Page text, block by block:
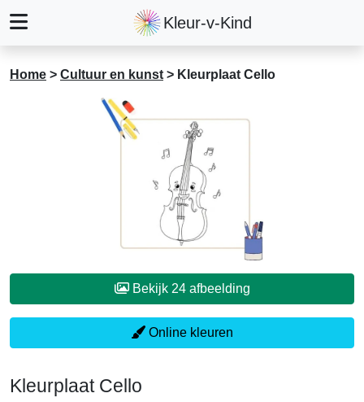
Kleur-v-Kind
Home > Cultuur en kunst > Kleurplaat Cello
Bekijk 24 afbeelding
Online kleuren
Kleurplaat Cello